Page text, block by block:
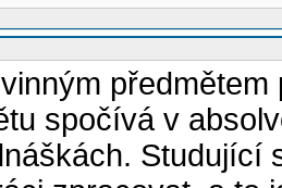
spočívá v
Studující